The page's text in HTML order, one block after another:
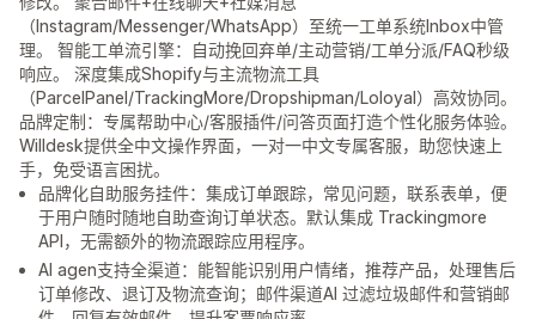
（Instagram/Messenger/WhatsApp）至统一工单系统Inbox中管
理。 智能工单流引擎：自动挽回弃单/主动营销/工单分派/FAQ秒级
响应。 深度集成Shopify与主流物流工具
（ParcelPanel/TrackingMore/Dropshipman/Loloyal）高效协同。
品牌定制：专属帮助中心/客服插件/问答页面打造个性化服务体验。
Willdesk提供全中文操作界面，一对一中文专属客服，助您快速上
手，免受语言困扰。
品牌化自助服务挂件：集成订单跟踪，常见问题，联系表单，便
于用户随时随地自助查询订单状态。默认集成 Trackingmore
API，无需额外的物流跟踪应用程序。
AI agen支持全渠道：能智能识别用户情绪，推荐产品，处理售后
订单修改、退订及物流查询；邮件渠道AI 过滤垃圾邮件和营销邮